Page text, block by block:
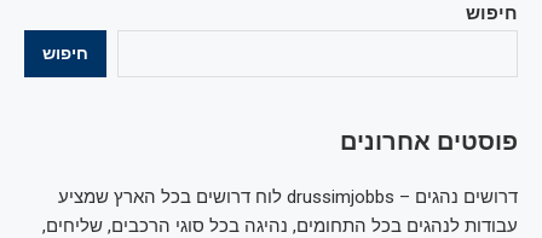
חיפוש
חיפוש
פוסטים אחרונים
דרושים נהגים – drussimjobbs לוח דרושים בכל הארץ שמציע
עבודות לנהגים בכל התחומים, נהיגה בכל סוגי הרכבים, שליחים,